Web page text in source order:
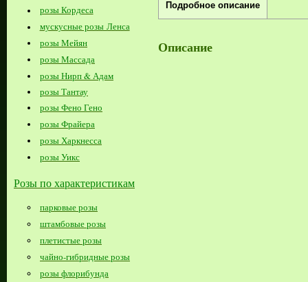
розы Кордеса
мускусные розы Ленса
розы Мейян
розы Массада
розы Нирп & Адам
розы Тантау
розы Фено Гено
розы Фрайера
розы Харкнесса
розы Уикс
Розы по характеристикам
парковые розы
штамбовые розы
плетистые розы
чайно-гибридные розы
розы флорибунда
Подробное описание
Описание